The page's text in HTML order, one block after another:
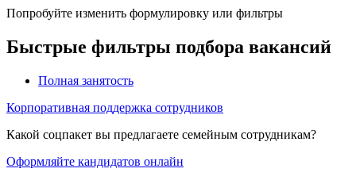
Попробуйте изменить формулировку или фильтры
Быстрые фильтры подбора вакансий
Полная занятость
Корпоративная поддержка сотрудников
Какой соцпакет вы предлагаете семейным сотрудникам?
Оформляйте кандидатов онлайн